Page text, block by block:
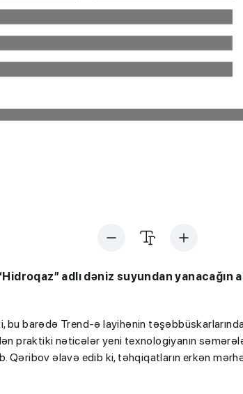
adlı dəniz suyundan yanacağın
bu barədə Trend-ə layihənin
praktiki nəticələr yeni texnologiyanın
Qəribov əlavə edib ki, təhqiqatların erkən